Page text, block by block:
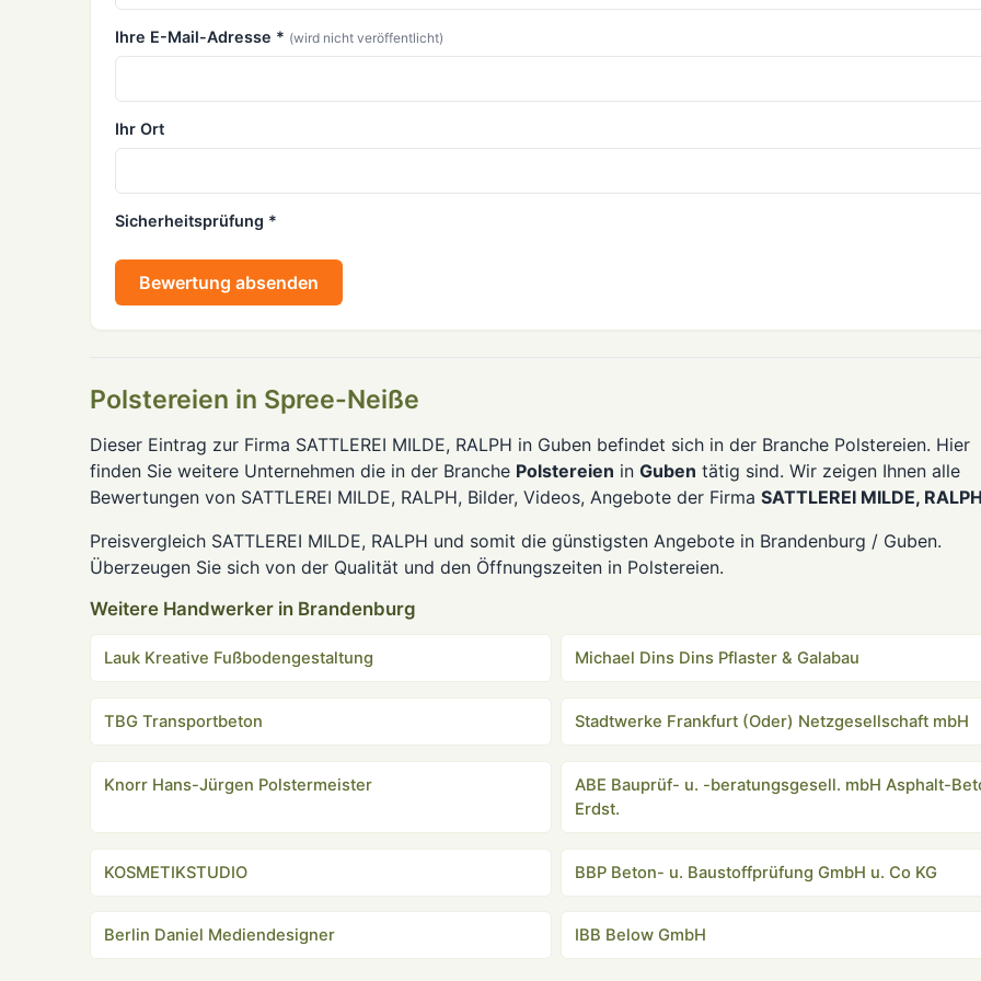
Ihre E-Mail-Adresse * (wird nicht veröffentlicht)
Ihr Ort
Sicherheitsprüfung *
Bewertung absenden
Polstereien in Spree-Neiße
Dieser Eintrag zur Firma SATTLEREI MILDE, RALPH in Guben befindet sich in der Branche Polstereien. Hier
finden Sie weitere Unternehmen die in der Branche Polstereien in Guben tätig sind. Wir zeigen Ihnen alle
Bewertungen von SATTLEREI MILDE, RALPH, Bilder, Videos, Angebote der Firma SATTLEREI MILDE, RALPH
Preisvergleich SATTLEREI MILDE, RALPH und somit die günstigsten Angebote in Brandenburg / Guben.
Überzeugen Sie sich von der Qualität und den Öffnungszeiten in Polstereien.
Weitere Handwerker in Brandenburg
Lauk Kreative Fußbodengestaltung Michael Dins Dins Pflaster & Galabau
TBG Transportbeton Stadtwerke Frankfurt (Oder) Netzgesellschaft mbH
Knorr Hans-Jürgen Polstermeister
ABE Bauprüf- u. -beratungsgesell. mbH Asphalt-
Erdst.
KOSMETIKSTUDIO BBP Beton- u. Baustoffprüfung GmbH u. Co KG
Berlin Daniel Mediendesigner IBB Below GmbH